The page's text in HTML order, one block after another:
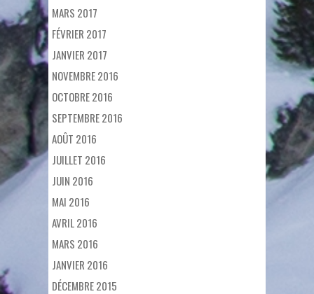
MARS 2017
FÉVRIER 2017
JANVIER 2017
NOVEMBRE 2016
OCTOBRE 2016
SEPTEMBRE 2016
AOÛT 2016
JUILLET 2016
JUIN 2016
MAI 2016
AVRIL 2016
MARS 2016
JANVIER 2016
DÉCEMBRE 2015